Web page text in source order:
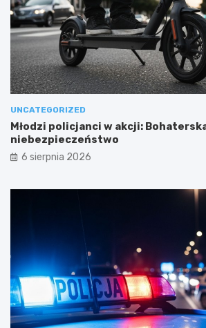
UNCATEGORIZED
Młodzi policjanci w akcji:
niebezpieczeństwo
6 sierpnia 2026